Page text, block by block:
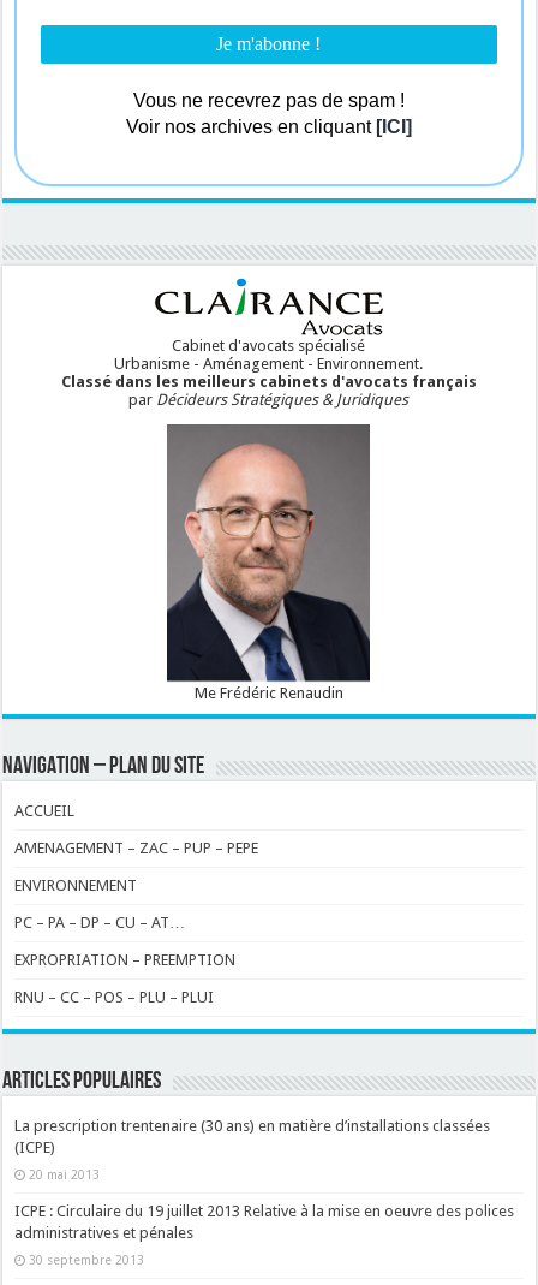
Vous ne recevrez pas de spam !
Voir nos archives en cliquant [ICI]
Cabinet d'avocats spécialisé
Urbanisme - Aménagement - Environnement.
Classé dans les meilleurs cabinets d'avocats français
par Décideurs Stratégiques & Juridiques
Me Frédéric Renaudin
NAVIGATION – PLAN DU SITE
ACCUEIL
AMENAGEMENT – ZAC – PUP – PEPE
ENVIRONNEMENT
PC – PA – DP – CU – AT…
EXPROPRIATION – PREEMPTION
RNU – CC – POS – PLU – PLUI
ARTICLES POPULAIRES
La prescription trentenaire (30 ans) en matière d’installations classées
(ICPE)
20 mai 2013
ICPE : Circulaire du 19 juillet 2013 Relative à la mise en oeuvre des polices
administratives et pénales
30 septembre 2013